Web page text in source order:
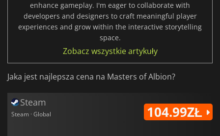
enhance gameplay. I'm eager to collaborate with
developers and designers to craft meaningful player
experiences and grow within the interactive storytelling
space.
Zobacz wszystkie artykuły
Jaka jest najlepsza cena na Masters of Albion?
Steam
Steam · Global 104.99ZŁ